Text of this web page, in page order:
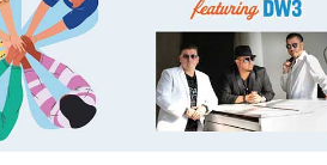
El Monte, CA 91731
获得说明和帮助
The Wellness Center